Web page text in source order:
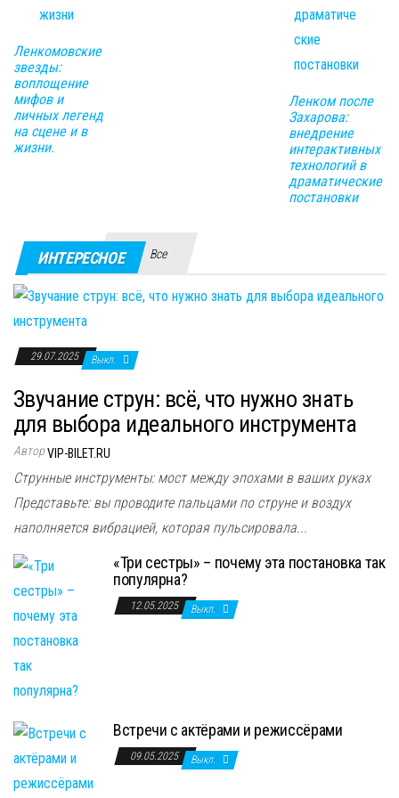
Ленкомовские
звезды:
воплощение
мифов и
личных легенд
на сцене и в
жизни.
Ленком после
Захарова:
внедрение
интерактивных
технологий в
драматические
постановки
ИНТЕРЕСНОЕ Все
29.07.2025 Выкл.
Звучание струн: всё, что нужно знать
для выбора идеального инструмента
АвторVIP-BILET.RU
Струнные инструменты: мост между эпохами в ваших руках
Представьте: вы проводите пальцами по струне и воздух
наполняется вибрацией, которая пульсировала...
«Три сестры» – почему эта постановка так
популярна?
12.05.2025 Выкл.
Встречи с актёрами и режиссёрами
09.05.2025 Выкл.